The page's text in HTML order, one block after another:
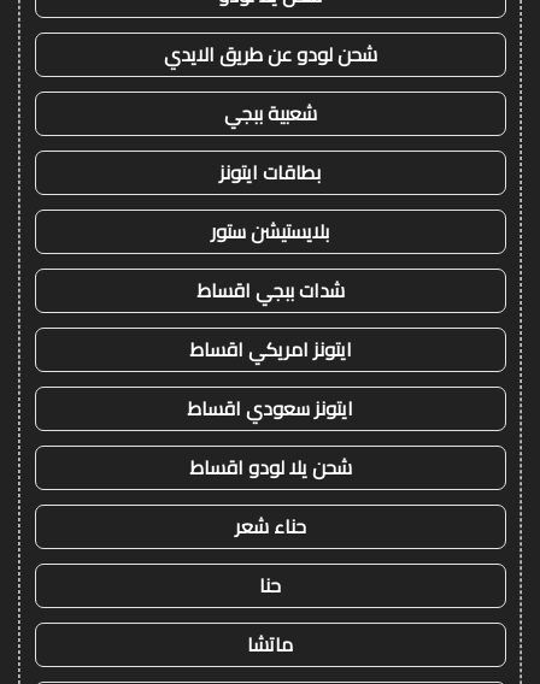
شحن لودو عن طريق الايدي
شعبية ببجي
بطاقات ايتونز
بلايستيشن ستور
شدات ببجي اقساط
ايتونز امريكي اقساط
ايتونز سعودي اقساط
شحن يلا لودو اقساط
حناء شعر
حنا
ماتشا